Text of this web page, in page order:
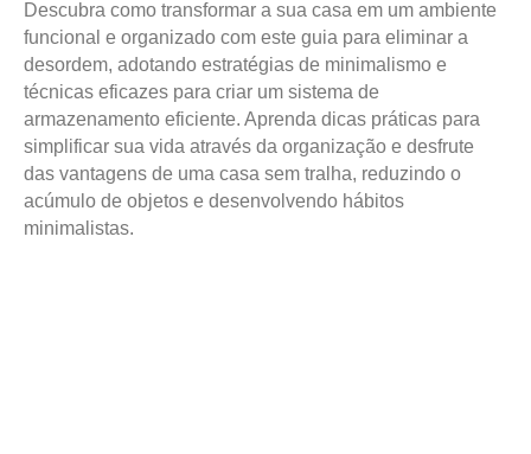
Descubra como transformar a sua casa em um ambiente
funcional e organizado com este guia para eliminar a
desordem, adotando estratégias de minimalismo e
técnicas eficazes para criar um sistema de
armazenamento eficiente. Aprenda dicas práticas para
simplificar sua vida através da organização e desfrute
das vantagens de uma casa sem tralha, reduzindo o
acúmulo de objetos e desenvolvendo hábitos
minimalistas.